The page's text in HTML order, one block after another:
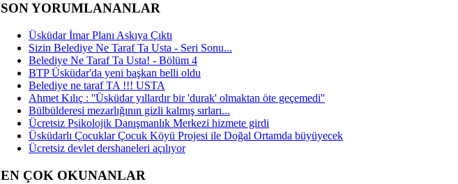
SON YORUMLANANLAR
Üsküdar İmar Planı Askıya Çıktı
Sizin Belediye Ne Taraf Ta Usta - Seri Sonu...
Belediye Ne Taraf Ta Usta! - Bölüm 4
BTP Üsküdar'da yeni başkan belli oldu
Belediye ne taraf TA !!! USTA
Ahmet Kılıç : ''Üsküdar yıllardır bir 'durak' olmaktan öte geçemedi''
Bülbülderesi mezarlığının gizli kalmış sırları...
Ücretsiz Psikolojik Danışmanlık Merkezi hizmete girdi
Üsküdarlı Çocuklar Çocuk Köyü Projesi ile Doğal Ortamda büyüyecek
Ücretsiz devlet dershaneleri açılıyor
EN ÇOK OKUNANLAR